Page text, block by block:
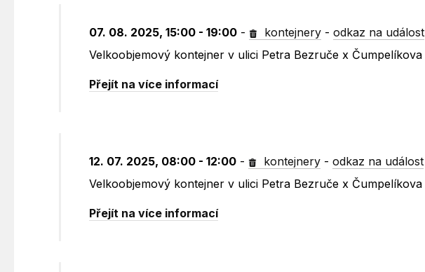
07. 08. 2025, 15:00 - 19:00 - kontejnery -odkaz na událost
Velkoobjemový kontejner v ulici Petra Bezruče x Čumpelíkova
Přejít na více informací
12. 07. 2025, 08:00 - 12:00 - kontejnery -odkaz na událost
Velkoobjemový kontejner v ulici Petra Bezruče x Čumpelíkova
Přejít na více informací